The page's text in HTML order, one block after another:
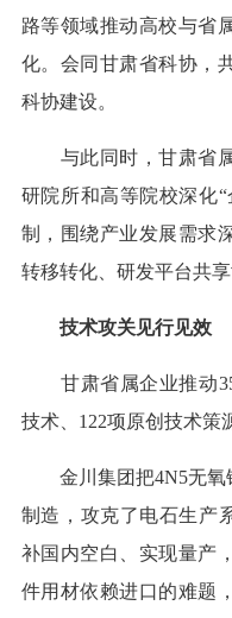
路等领域推动高校与省
化。会同甘肃省科协，
科协建设。
与此同时，甘肃省属
研院所和高等院校深化
制，围绕产业发展需求
转移转化、研发平台共
技术攻关见行见效
甘肃省属企业推动35
技术、122项原创技术策
金川集团把4N5无氧
制造，攻克了电石生产
补国内空白、实现量产
件用材依赖进口的难题